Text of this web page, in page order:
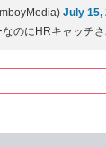
July 15,
のにHRキャッチ